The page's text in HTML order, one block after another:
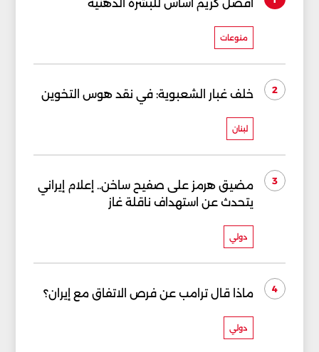
أفضل كريم أساس للبشرة الدهنية
منوعات
2 خلف غبار الشعبوية: في نقد هوس التخوين
لبنان
3
مضيق هرمز على صفيح ساخن.. إعلام إيراني
يتحدث عن استهداف ناقلة غاز
دولي
4 ماذا قال ترامب عن فرص الاتفاق مع إيران؟
دولي